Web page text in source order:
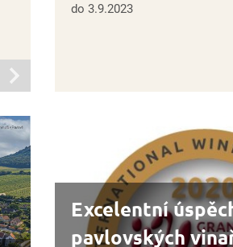
do 3.9.2023
Excelentní
pavlovských